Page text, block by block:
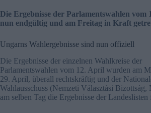
Die Ergebnisse der Parlamentswahlen vom
nun endgültig und am Freitag in Kraft
Ungarns Wahlergebnisse sind nun offiziell
Die Ergebnisse der einzelnen Wahlkreise der
Parlamentswahlen vom 12. April wurden am
29. April, überall rechtskräftig und der
Wahlausschuss (Nemzeti Választási
am selben Tag die Ergebnisse der Landeslisten